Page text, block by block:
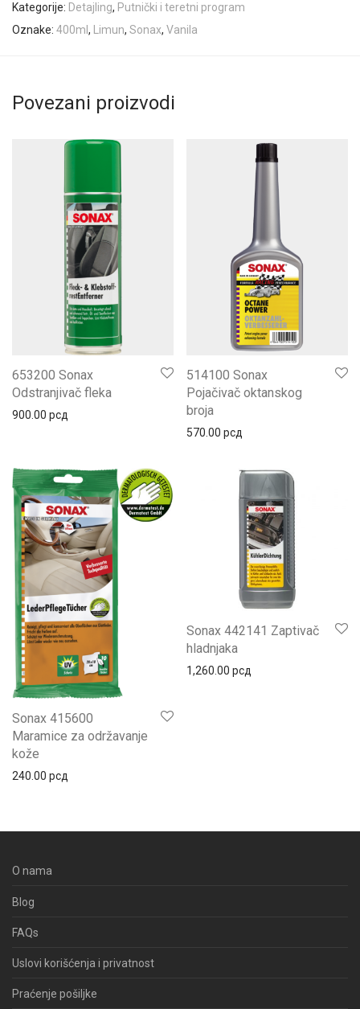
Kategorije: Detajling, Putnički i teretni program
Oznake: 400ml , Limun, Sonax, Vanila
Povezani proizvodi
653200 Sonax
Odstranjivač fleka
900.00 рсд
514100 Sonax
Pojačivač oktanskog
broja
570.00 рсд
Sonax 415600
Maramice za održavanje
kože
240.00 рсд
Sonax 442141 Zaptivač
hladnjaka
1,260.00 рсд
O nama
Blog
FAQs
Uslovi korišćenja i privatnost
Praćenje pošiljke